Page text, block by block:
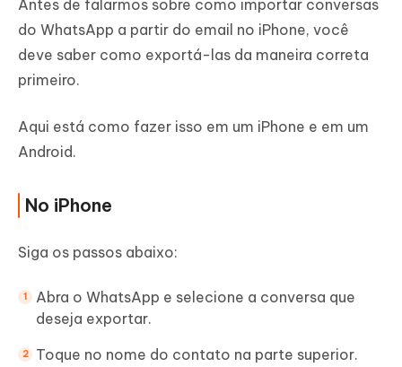
Antes de falarmos sobre como importar conversas
do WhatsApp a partir do email no iPhone, você
deve saber como exportá-las da maneira correta
primeiro.
Aqui está como fazer isso em um iPhone e em um
Android.
No iPhone
Siga os passos abaixo:
Abra o WhatsApp e selecione a conversa que
deseja exportar.
Toque no nome do contato na parte superior.